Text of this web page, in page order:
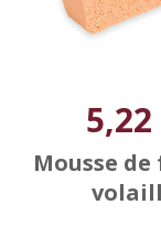
5,22
Mousse de